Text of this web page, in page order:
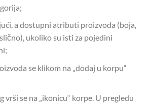
a dostupni atributi proizvoda (boja,
ukoliko su isti za pojedini
se klikom na „dodaj u korpu“
vrši se na „ikonicu“ korpe. U pregledu